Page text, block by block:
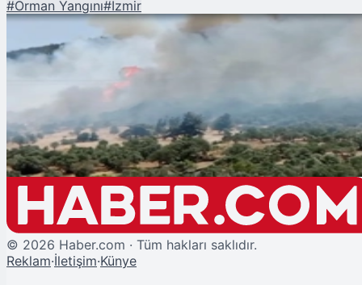
#Orman Yangını#İzmir
Şu An Okunan
İzmir Foça'da Orman Yangını
© 2026 Haber.com · Tüm hakları saklıdır.
Reklam·İletişim·Künye